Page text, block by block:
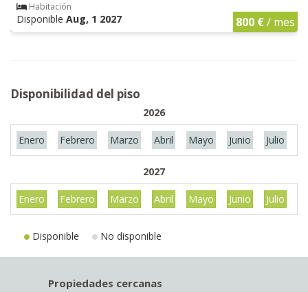
Habitación
Disponible Aug, 1 2027 800 €/ mes
Disponibilidad del piso
2026
Enero Febrero Marzo Abril Mayo Junio Julio
2027
Enero Febrero Marzo Abril Mayo Junio Julio
Disponible No disponible
Propiedades cercanas